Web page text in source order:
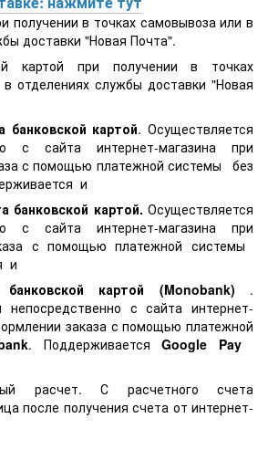
в точках самовывоза или в
доставки "Новая Почта".
картой при получении в точках
отделениях службы доставки "Новая
банковской картой. Осуществляется
с сайта интернет-магазина при
с помощью платежной системы
без
и
банковской картой. Осуществляется
с сайта интернет-магазина при
с помощью платежной системы
и
банковской картой
(Monobank) .
непосредственно с сайта интернет-
заказа с помощью платежной
. ПоддерживаетсяGoogle Pay
расчет. С расчетного счета
после получения счета от интернет-